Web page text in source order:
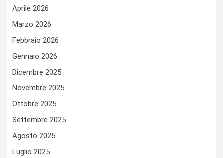
Aprile 2026
Marzo 2026
Febbraio 2026
Gennaio 2026
Dicembre 2025
Novembre 2025
Ottobre 2025
Settembre 2025
Agosto 2025
Luglio 2025